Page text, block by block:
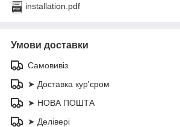
installation.pdf
Умови доставки
Самовивіз
➤ Доставка кур'єром
➤ НОВА ПОШТА
➤ Делівері